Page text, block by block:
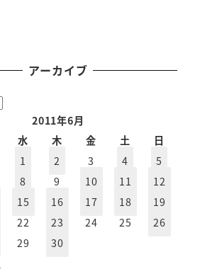
アーカイブ
2011年6月
水 木 金 土
日
1
2 3 4
5
8 9 10 11
12
15 16 17 18
19
22 23 24 25
26
29
30